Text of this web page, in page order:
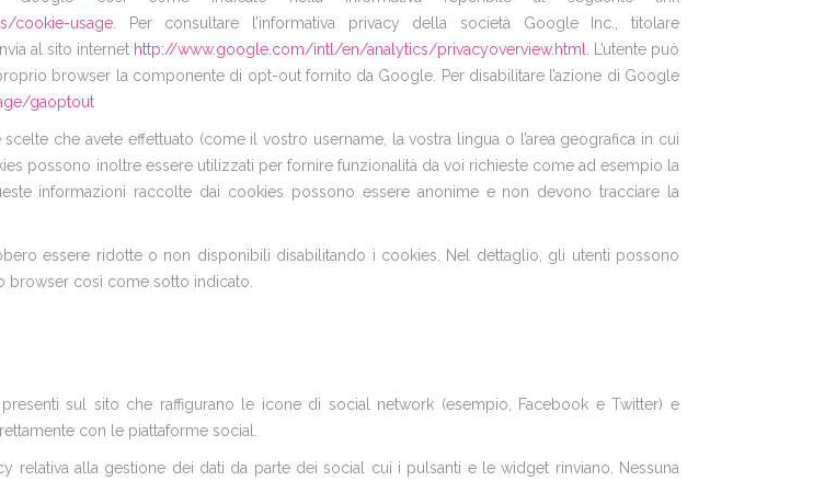
cookie-usage . Per consultare l’informativa privacy della società Google Inc., titolare
al sito internet http://www.google.com/intl/en/analytics/privacyoverview.html
. L’utente può
browser la componente di opt-out fornito da Google. Per disabilitare l’azione di Google
gaoptout
che avete effettuato (come il vostro username, la vostra lingua o l’area geografica in cui
possono inoltre essere utilizzati per fornire funzionalità da voi richieste come ad esempio la
informazioni raccolte dai cookies possono essere anonime e non devono tracciare la
essere ridotte o non disponibili disabilitando i cookies. Nel dettaglio, gli utenti possono
così come sotto indicato.
sul sito che raffigurano le icone di social network (esempio, Facebook e Twitter) e
con le piattaforme social.
relativa alla gestione dei dati da parte dei social cui i pulsanti e le widget rinviano. Nessuna